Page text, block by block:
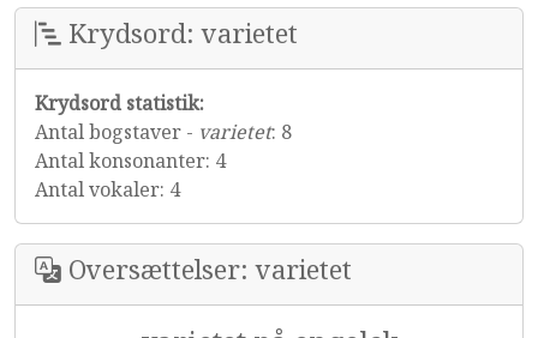
Krydsord: varietet
Krydsord statistik:
Antal bogstaver - varietet: 8
Antal konsonanter: 4
Antal vokaler: 4
Oversættelser: varietet